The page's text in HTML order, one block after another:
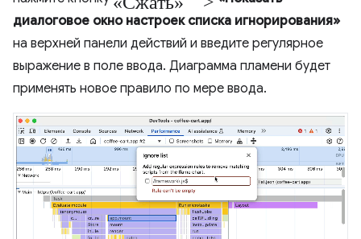
диалоговое окно настроек списка игнорирования»
на верхней панели действий и введите регулярное
выражение в поле ввода. Диаграмма пламени будет
применять новое правило по мере ввода.